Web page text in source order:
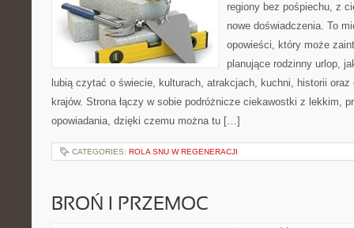
regiony bez pośpiechu, z
nowe doświadczenia. To
opowieści, który może
planujące rodzinny urlop,
lubią czytać o świecie, kulturach, atrakcjach, kuchni, historii
krajów. Strona łączy w sobie podróżnicze ciekawostki z lekkim,
opowiadania, dzięki czemu można tu […]
CATEGORIES: ROLA SNU W REGENERACJI
BROŃ I PRZEMOC